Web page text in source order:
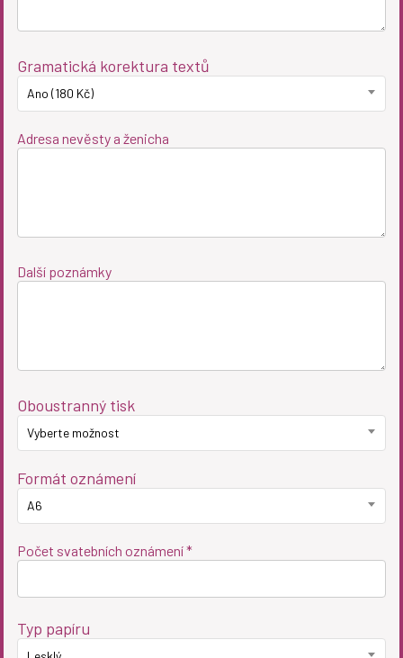
Gramatická korektura textů
Ano (180 Kč)
Adresa nevěsty a ženicha
Další poznámky
Oboustranný tisk
Vyberte možnost
Formát oznámení
A6
Počet svatebních oznámení *
Typ papíru